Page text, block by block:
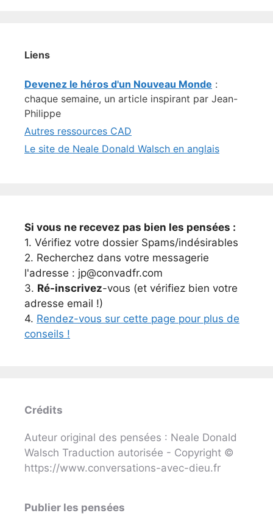
Liens
Devenez le héros d'un Nouveau Monde :
chaque semaine, un article inspirant par Jean-
Philippe
Autres ressources CAD
Le site de Neale Donald Walsch en anglais
Si vous ne recevez pas bien les pensées :
1. Vérifiez votre dossier Spams/indésirables
2. Recherchez dans votre messagerie
l'adresse : jp@convadfr.com
3. Ré-inscrivez-vous (et vérifiez bien votre
adresse email !)
4. Rendez-vous sur cette page pour plus de
conseils !
Crédits
Auteur original des pensées : Neale Donald
Walsch Traduction autorisée - Copyright ©
https://www.conversations-avec-dieu.fr
Publier les pensées